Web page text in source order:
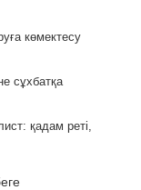
көмектесу
сұхбатқа
қадам реті,